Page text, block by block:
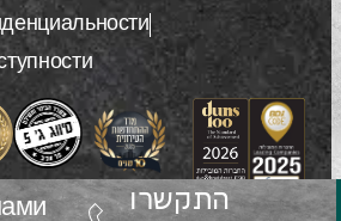
התקשרו